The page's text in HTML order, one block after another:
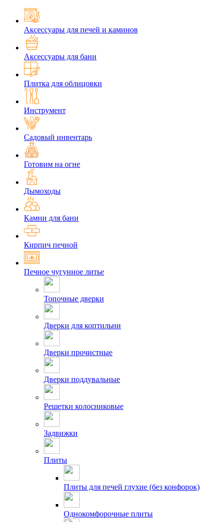
Аксессуары для печей и каминов
Аксессуары для бани
Плитка для облицовки
Инструмент
Садовый инвентарь
Готовим на огне
Дымоходы
Камни для бани
Кирпич печной
Печное чугунное литье
Топочные дверки
Дверки для коптильни
Дверки прочистные
Дверки поддувальные
Решетки колосниковые
Задвижки
Плиты
Плиты для печей глухие (без конфорок)
Однокомфорочные плиты